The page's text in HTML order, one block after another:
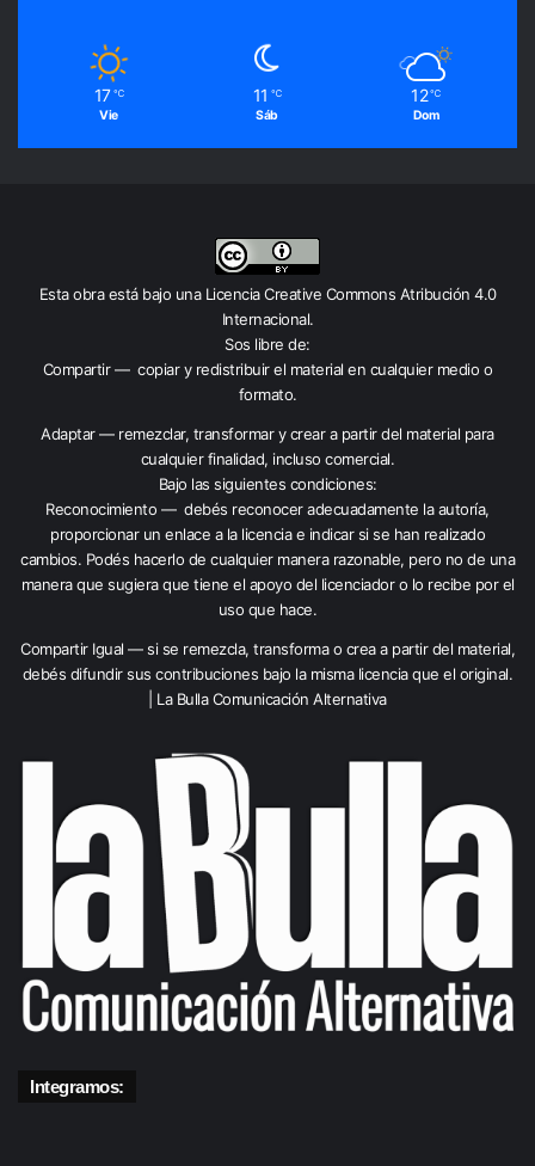
17 ℃
Vie
11 ℃
Sáb
12 ℃
Dom
Esta obra está bajo una Licencia Creative Commons Atribución 4.0
Internacional.
Sos libre de:
Compartir — copiar y redistribuir el material en cualquier medio o
formato.
Adaptar — remezclar, transformar y crear a partir del material para
cualquier finalidad, incluso comercial.
Bajo las siguientes condiciones:
Reconocimiento — debés reconocer adecuadamente la autoría,
proporcionar un enlace a la licencia e indicar si se han realizado
cambios. Podés hacerlo de cualquier manera razonable, pero no de una
manera que sugiera que tiene el apoyo del licenciador o lo recibe por el
uso que hace.
Compartir Igual — si se remezcla, transforma o crea a partir del material,
debés difundir sus contribuciones bajo la misma licencia que el original.
| La Bulla Comunicación Alternativa
Integramos: